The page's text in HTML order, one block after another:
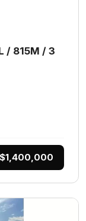
/ 815M / 3
$1,400,000